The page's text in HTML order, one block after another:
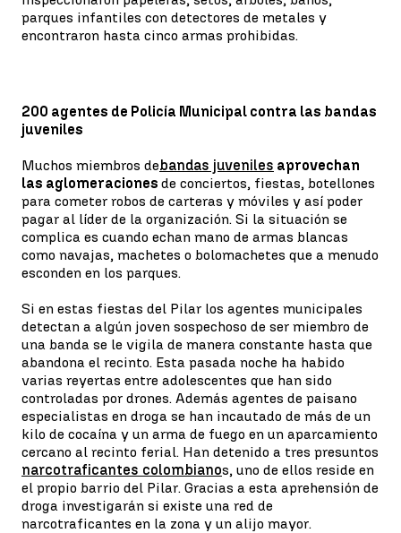
parques infantiles con detectores de metales y
encontraron hasta cinco armas prohibidas.
200 agentes de Policía Municipal contra las bandas
juveniles
Muchos miembros debandas juveniles aprovechan
las aglomeraciones de conciertos, fiestas, botellones
para cometer robos de carteras y móviles y así poder
pagar al líder de la organización. Si la situación se
complica es cuando echan mano de armas blancas
como navajas, machetes o bolomachetes que a menudo
esconden en los parques.
Si en estas fiestas del Pilar los agentes municipales
detectan a algún joven sospechoso de ser miembro de
una banda se le vigila de manera constante hasta que
abandona el recinto. Esta pasada noche ha habido
varias reyertas entre adolescentes que han sido
controladas por drones. Además agentes de paisano
especialistas en droga se han incautado de más de un
kilo de cocaína y un arma de fuego en un aparcamiento
cercano al recinto ferial. Han detenido a tres presuntos
narcotraficantes colombianos, uno de ellos reside en
el propio barrio del Pilar. Gracias a esta aprehensión de
droga investigarán si existe una red de
narcotraficantes en la zona y un alijo mayor.